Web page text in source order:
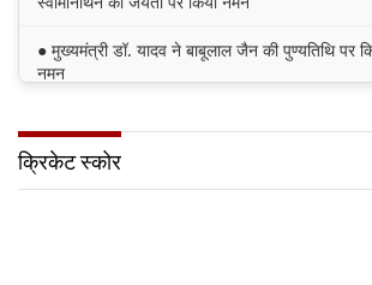
● मुख्यमंत्री डॉ. यादव ने बाबूलाल जैन की पुण्यतिथि पर
नमन
पर की श्रद्धांजलि अर्पित
क्रिकेट स्कोर